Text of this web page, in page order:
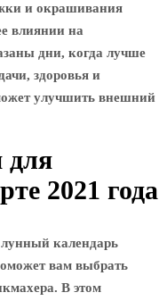
и окрашивания
влиянии на
дни, когда лучше
здоровья и
улучшить внешний
для
2021 года
календарь
вам выбрать
В этом